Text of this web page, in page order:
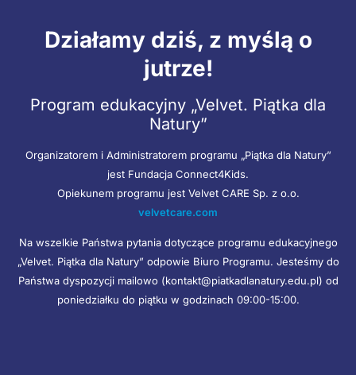
Działamy dziś, z myślą o
jutrze!
Program edukacyjny „Velvet. Piątka dla
Natury”
Organizatorem i Administratorem programu „Piątka dla Natury”
jest Fundacja Connect4Kids.
Opiekunem programu jest Velvet CARE Sp. z o.o.
velvetcare.com
Na wszelkie Państwa pytania dotyczące programu edukacyjnego
„Velvet. Piątka dla Natury” odpowie Biuro Programu. Jesteśmy do
Państwa dyspozycji mailowo (kontakt@piatkadlanatury.edu.pl) od
poniedziałku do piątku w godzinach 09:00-15:00.